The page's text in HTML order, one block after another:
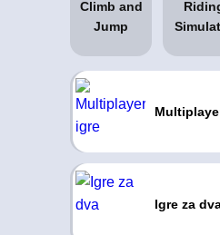
Igre za